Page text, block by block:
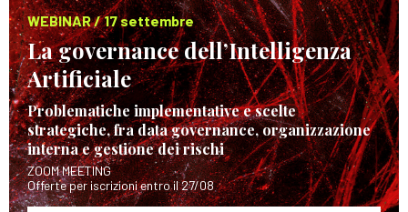
WEBINAR / 17 settembre
La governance dell’Intelligenza
Artificiale
Problematiche implementative e scelte
strategiche, fra data governance, organizzazione
interna e gestione dei rischi
ZOOM MEETING
Offerte per iscrizioni entro il 27/08